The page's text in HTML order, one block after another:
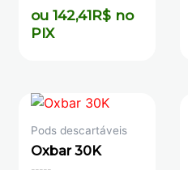
ou 142,41R$ no
PIX
Pods descartáveis
Oxbar 30K